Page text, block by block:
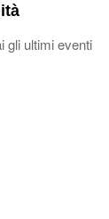
gli ultimi eventi